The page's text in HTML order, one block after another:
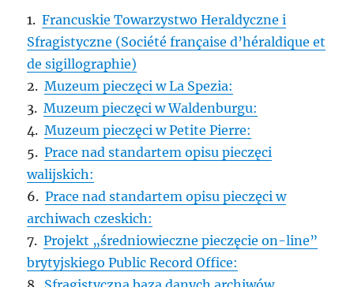
1. Francuskie Towarzystwo Heraldyczne i
Sfragistyczne (Société française d’héraldique et
de sigillographie)
2.Muzeum pieczęci w La Spezia:
3.Muzeum pieczęci w Waldenburgu:
4.Muzeum pieczęci w Petite Pierre:
5.Prace nad standartem opisu pieczęci
walijskich:
6.Prace nad standartem opisu pieczęci w
archiwach czeskich:
7.Projekt „średniowieczne pieczęcie on-line”
brytyjskiego Public Record Office: